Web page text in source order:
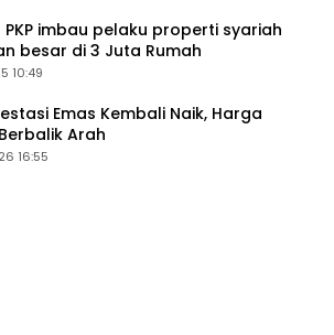
PKP imbau pelaku properti syariah
besar di 3 Juta Rumah
10:49
Emas Kembali Naik, Harga
Arah
16:55